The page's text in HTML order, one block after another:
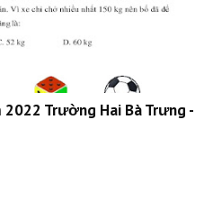
Trường Hai Bà Trưng -